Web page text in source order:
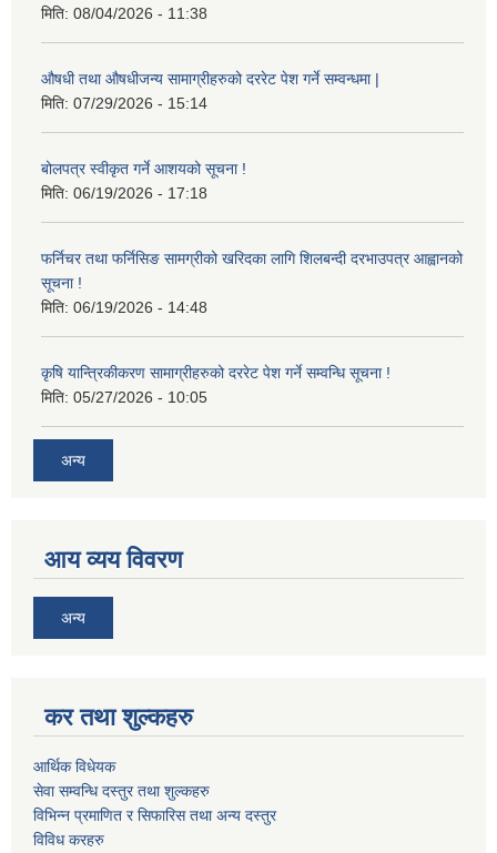
मिति: 08/04/2026 - 11:38
औषधी तथा औषधीजन्य सामाग्रीहरुको दररेट पेश गर्ने सम्वन्धमा |
मिति: 07/29/2026 - 15:14
बोलपत्र स्वीकृत गर्ने आशयको सूचना !
मिति: 06/19/2026 - 17:18
फर्निचर तथा फर्निसिङ सामग्रीको खरिदका लागि शिलबन्दी दरभाउपत्र आह्वानको
सूचना !
मिति: 06/19/2026 - 14:48
कृषि यान्त्रिकीकरण सामाग्रीहरुको दररेट पेश गर्ने सम्वन्धि सूचना !
मिति: 05/27/2026 - 10:05
अन्य
आय व्यय विवरण
अन्य
कर तथा शुल्कहरु
आर्थिक विधेयक
सेवा सम्वन्धि दस्तुर तथा शुल्कहरु
विभिन्न प्रमाणित र सिफारिस तथा अन्य दस्तुर
विविध करहरु